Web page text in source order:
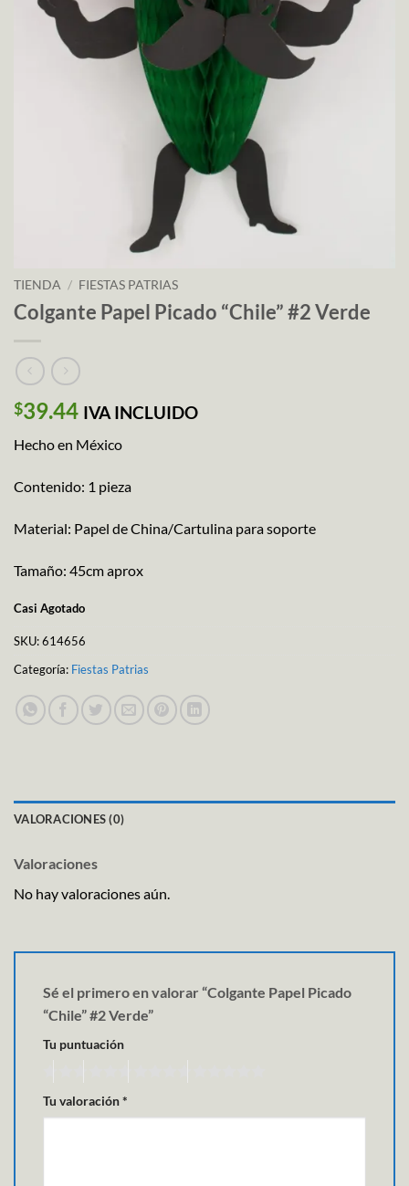
TIENDA / FIESTAS PATRIAS
Colgante Papel Picado “Chile” #2 Verde
$39.44 IVA INCLUIDO
Hecho en México
Contenido: 1 pieza
Material: Papel de China/Cartulina para soporte
Tamaño: 45cm aprox
Casi Agotado
SKU:614656
Categoría: Fiestas Patrias
VALORACIONES (0)
Valoraciones
No hay valoraciones aún.
Sé el primero en valorar “Colgante Papel Picado
“Chile” #2 Verde”
Tu puntuación
Tu valoración*